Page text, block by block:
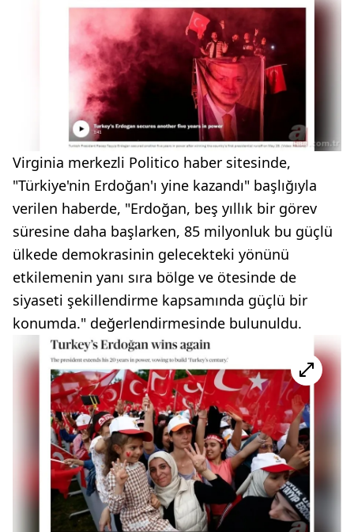
Virginia merkezli Politico haber sitesinde,
"Türkiye'nin Erdoğan'ı yine kazandı" başlığıyla
verilen haberde, "Erdoğan, beş yıllık bir görev
süresine daha başlarken, 85 milyonluk bu güçlü
ülkede demokrasinin gelecekteki yönünü
etkilemenin yanı sıra bölge ve ötesinde de
siyaseti şekillendirme kapsamında güçlü bir
konumda." değerlendirmesinde bulunuldu.